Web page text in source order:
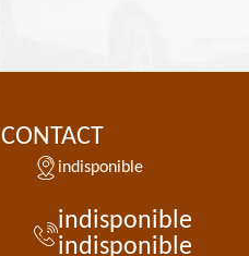
CONTACT
indisponible
indisponible
indisponible